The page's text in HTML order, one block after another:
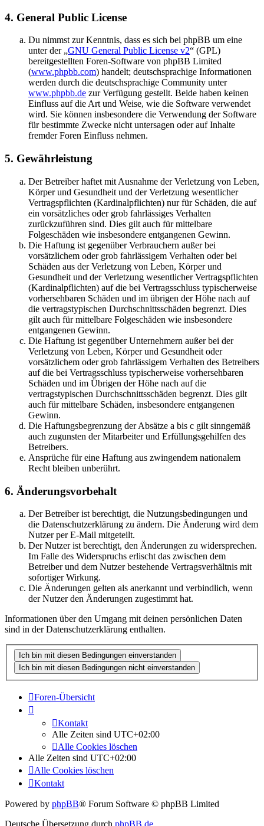
4. General Public License
Du nimmst zur Kenntnis, dass es sich bei phpBB um eine
unter der „GNU General Public License v2“ (GPL)
bereitgestellten Foren-Software von phpBB Limited
(www.phpbb.com) handelt; deutschsprachige Informationen
werden durch die deutschsprachige Community unter
www.phpbb.de zur Verfügung gestellt. Beide haben keinen
Einfluss auf die Art und Weise, wie die Software verwendet
wird. Sie können insbesondere die Verwendung der Software
für bestimmte Zwecke nicht untersagen oder auf Inhalte
fremder Foren Einfluss nehmen.
5. Gewährleistung
Der Betreiber haftet mit Ausnahme der Verletzung von Leben,
Körper und Gesundheit und der Verletzung wesentlicher
Vertragspflichten (Kardinalpflichten) nur für Schäden, die auf
ein vorsätzliches oder grob fahrlässiges Verhalten
zurückzuführen sind. Dies gilt auch für mittelbare
Folgeschäden wie insbesondere entgangenen Gewinn.
Die Haftung ist gegenüber Verbrauchern außer bei
vorsätzlichem oder grob fahrlässigem Verhalten oder bei
Schäden aus der Verletzung von Leben, Körper und
Gesundheit und der Verletzung wesentlicher Vertragspflichten
(Kardinalpflichten) auf die bei Vertragsschluss typischerweise
vorhersehbaren Schäden und im übrigen der Höhe nach auf
die vertragstypischen Durchschnittsschäden begrenzt. Dies
gilt auch für mittelbare Folgeschäden wie insbesondere
entgangenen Gewinn.
Die Haftung ist gegenüber Unternehmern außer bei der
Verletzung von Leben, Körper und Gesundheit oder
vorsätzlichem oder grob fahrlässigem Verhalten des Betreibers
auf die bei Vertragsschluss typischerweise vorhersehbaren
Schäden und im Übrigen der Höhe nach auf die
vertragstypischen Durchschnittsschäden begrenzt. Dies gilt
auch für mittelbare Schäden, insbesondere entgangenen
Gewinn.
Die Haftungsbegrenzung der Absätze a bis c gilt sinngemäß
auch zugunsten der Mitarbeiter und Erfüllungsgehilfen des
Betreibers.
Ansprüche für eine Haftung aus zwingendem nationalem
Recht bleiben unberührt.
6. Änderungsvorbehalt
Der Betreiber ist berechtigt, die Nutzungsbedingungen und
die Datenschutzerklärung zu ändern. Die Änderung wird dem
Nutzer per E-Mail mitgeteilt.
Der Nutzer ist berechtigt, den Änderungen zu widersprechen.
Im Falle des Widerspruchs erlischt das zwischen dem
Betreiber und dem Nutzer bestehende Vertragsverhältnis mit
sofortiger Wirkung.
Die Änderungen gelten als anerkannt und verbindlich, wenn
der Nutzer den Änderungen zugestimmt hat.
Informationen über den Umgang mit deinen persönlichen Daten
sind in der Datenschutzerklärung enthalten.
Foren-Übersicht
Kontakt
Alle Zeiten sind UTC+02:00
Alle Cookies löschen
Alle Zeiten sind UTC+02:00
Alle Cookies löschen
Kontakt
Powered by phpBB® Forum Software © phpBB Limited
Deutsche Übersetzung durch phpBB.de